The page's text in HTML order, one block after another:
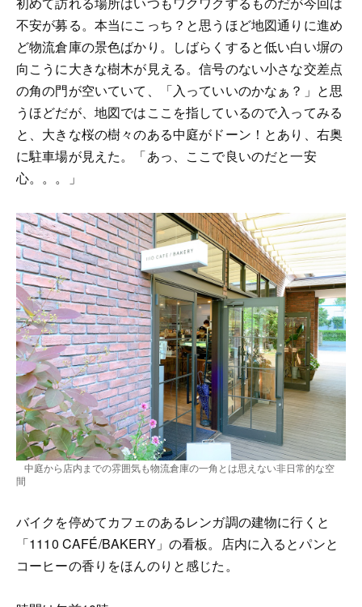
不安が募る。本当にこっち？と思うほど地図通りに進め
ど物流倉庫の景色ばかり。しばらくすると低い白い塀の
向こうに大きな樹木が見える。信号のない小さな交差点
の角の門が空いていて、「入っていいのかなぁ？」と思
うほどだが、地図ではここを指しているので入ってみる
と、大きな桜の樹々のある中庭がドーン！とあり、右奥
に駐車場が見えた。「あっ、ここで良いのだと一安
心。。。」
中庭から店内までの雰囲気も物流倉庫の一角とは思えない非日常的な空
間
バイクを停めてカフェのあるレンガ調の建物に行くと
「1110 CAFÉ/BAKERY」の看板。店内に入るとパンと
コーヒーの香りをほんのりと感じた。